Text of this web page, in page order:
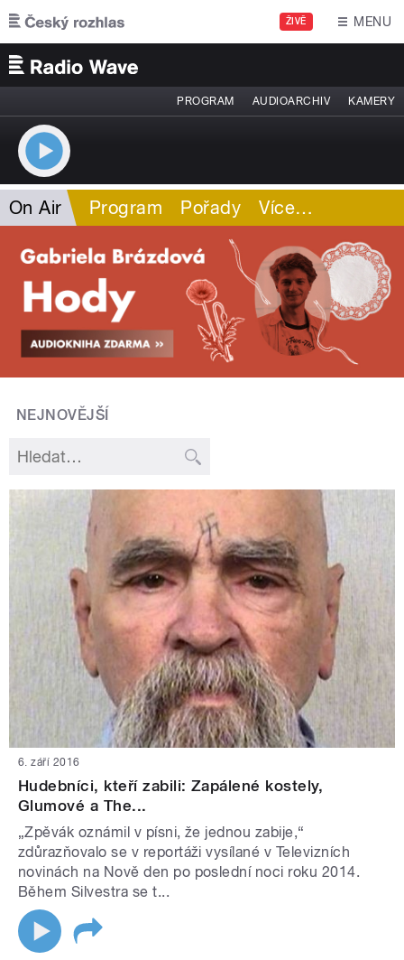
Přejít k hlavnímu obsahu
ŽIVĚ MENU
PROGRAM AUDIOARCHIV KAMERY
On Air Program Pořady Více…
NEJNOVĚJŠÍ
6. září 2016
Hudebníci, kteří zabili: Zapálené kostely,
Glumové a The...
„Zpěvák oznámil v písni, že jednou zabije,“
zdůrazňovalo se v reportáži vysílané v Televizních
novinách na Nově den po poslední noci roku 2014.
Během Silvestra se t...